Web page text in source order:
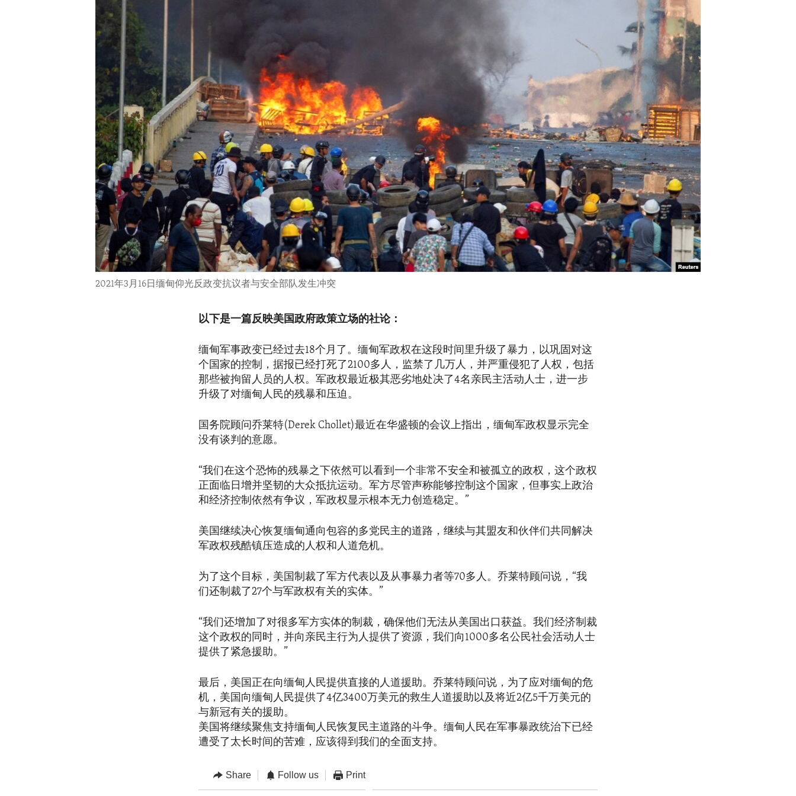
IDEALS AND INSTITUTIONS
2021年3月16日缅甸仰光反政变抗议者与安全部队发生冲突
以下是一篇反映美国政府政策立场的社论：
缅甸军事政变已经过去18个月了。缅甸军政权在这段时间里升级了暴力，以巩固对这
个国家的控制，据报已经打死了2100多人，监禁了几万人，并严重侵犯了人权，包括
那些被拘留人员的人权。军政权最近极其恶劣地处决了4名亲民主活动人士，进一步
升级了对缅甸人民的残暴和压迫。
国务院顾问乔莱特(Derek Chollet)最近在华盛顿的会议上指出，缅甸军政权显示完全
没有谈判的意愿。
“我们在这个恐怖的残暴之下依然可以看到一个非常不安全和被孤立的政权，这个政权
正面临日增并坚韧的大众抵抗运动。军方尽管声称能够控制这个国家，但事实上政治
和经济控制依然有争议，军政权显示根本无力创造稳定。”
美国继续决心恢复缅甸通向包容的多党民主的道路，继续与其盟友和伙伴们共同解决
军政权残酷镇压造成的人权和人道危机。
为了这个目标，美国制裁了军方代表以及从事暴力者等70多人。乔莱特顾问说，“我
们还制裁了27个与军政权有关的实体。”
“我们还增加了对很多军方实体的制裁，确保他们无法从美国出口获益。我们经济制裁
这个政权的同时，并向亲民主行为人提供了资源，我们向1000多名公民社会活动人士
提供了紧急援助。”
最后，美国正在向缅甸人民提供直接的人道援助。乔莱特顾问说，为了应对缅甸的危
机，美国向缅甸人民提供了4亿3400万美元的救生人道援助以及将近2亿5千万美元的
与新冠有关的援助。
美国将继续聚焦支持缅甸人民恢复民主道路的斗争。缅甸人民在军事暴政统治下已经
遭受了太长时间的苦难，应该得到我们的全面支持。
Share Follow us Print